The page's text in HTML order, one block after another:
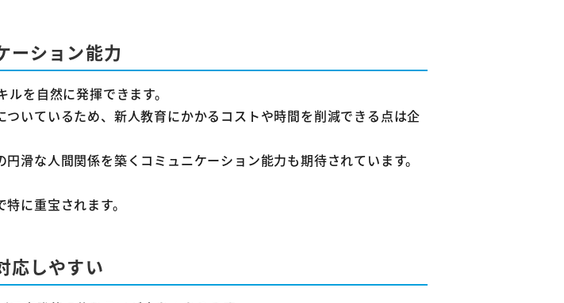
すい職種はありますか？
しまいます。何が原因でしょうか？
れくらいですか？
ーション能力
を自然に発揮できます。
いているため、新人教育にかかるコストや時間を削減できる点は企
滑な人間関係を築くコミュニケーション能力も期待されています。
に重宝されます。
応しやすい